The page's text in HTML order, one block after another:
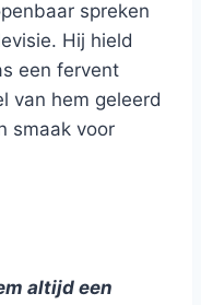
spreken
Hij hield
een fervent
van hem geleerd
smaak voor
altijd een